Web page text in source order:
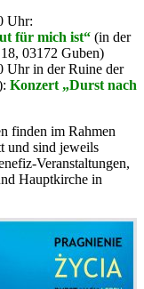
Uhr:
für mich ist“ (in der
03172 Guben)
Uhr in der Ruine der
Konzert „Durst nach
finden im Rahmen
und sind jeweils
Veranstaltungen,
Hauptkirche in